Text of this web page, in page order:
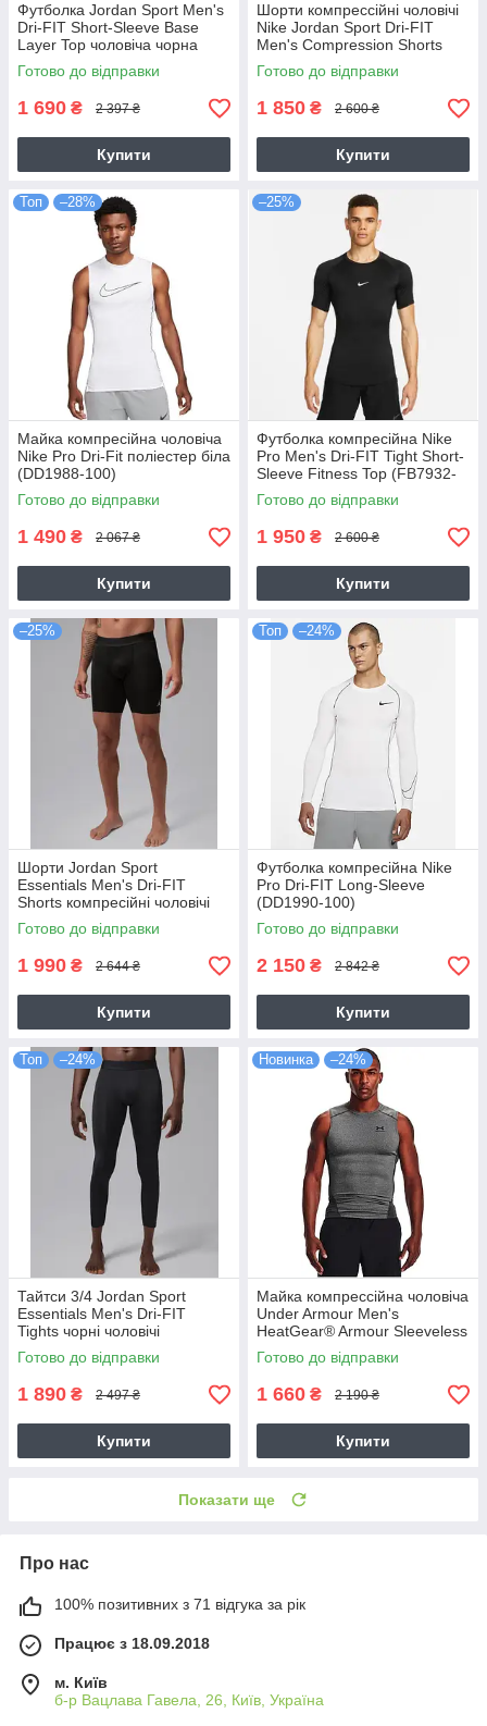
Футболка Jordan Sport Men's
Dri-FIT Short-Sleeve Base
Layer Top чоловіча чорна
оригінал (HV4099-010)
Готово до відправки
1 690 ₴ 2 397 ₴
Купити
Шорти компрессійні чоловічі
Nike Jordan Sport Dri-FIT
Men's Compression Shorts
(DM1813-010)
Готово до відправки
1 850 ₴ 2 600 ₴
Купити
Топ –28%
Майка компресійна чоловіча
Nike Pro Dri-Fit поліестер біла
(DD1988-100)
Готово до відправки
1 490 ₴ 2 067 ₴
Купити
–25%
Футболка компресійна Nike
Pro Men's Dri-FIT Tight Short-
Sleeve Fitness Top (FB7932-
010)
Готово до відправки
1 950 ₴ 2 600 ₴
Купити
–25%
Шорти Jordan Sport
Essentials Men's Dri-FIT
Shorts компресійні чоловічі
чорні оригінал (IF0897-010)
Готово до відправки
1 990 ₴ 2 644 ₴
Купити
Топ –24%
Футболка компресійна Nike
Pro Dri-FIT Long-Sleeve
(DD1990-100)
Готово до відправки
2 150 ₴ 2 842 ₴
Купити
Топ –24%
Тайтси 3/4 Jordan Sport
Essentials Men's Dri-FIT
Tights чорні чоловічі
баскетбольні (IF0899-010)
Готово до відправки
1 890 ₴ 2 497 ₴
Купити
Новинка –24%
Майка компрессійна чоловіча
Under Armour Men's
HeatGear® Armour Sleeveless
Shirt (1361522-090)
Готово до відправки
1 660 ₴ 2 190 ₴
Купити
Показати ще
Про нас
100% позитивних з 71 відгука за рік
Працює з 18.09.2018
м. Київ
б-р Вацлава Гавела, 26, Київ, Україна